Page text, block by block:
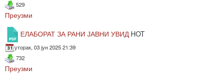
529
Преузми
ЕЛАБОРАТ ЗА РАНИ ЈАВНИ УВИД HOT
уторак, 03 јун 2025 21:39
732
Преузми